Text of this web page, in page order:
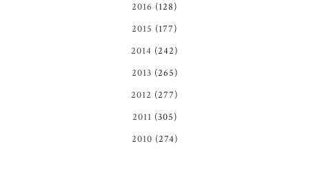
2016 (128)
2015 (177)
2014 (242)
2013 (265)
2012 (277)
2011 (305)
2010 (274)